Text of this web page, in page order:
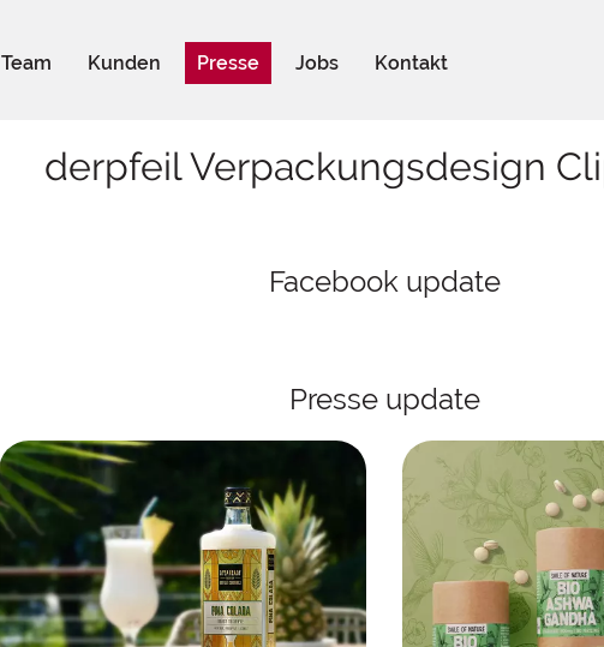
Team Kunden Presse Jobs Kontakt
derpfeil Verpackungsdesign
Facebook update
Presse update
derpfeil ist "ready to drink"
Die Cocktails von Speakeasy
überzeugen mit dem spritzigem
Verpackungsdesign von derpfeil!!